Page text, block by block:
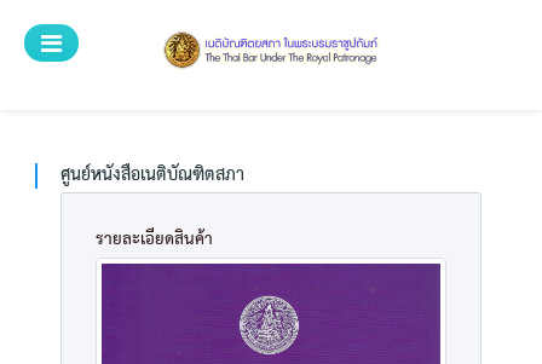
ศูนย์หนังสือเนติบัณฑิตสภา
รายละเอียดสินค้า
ระบบศูนย์บริการ
ศูนย์หนังสือเนติบัณฑิตยสภา
หนังสือทั้งหมด
หมวดหมู่